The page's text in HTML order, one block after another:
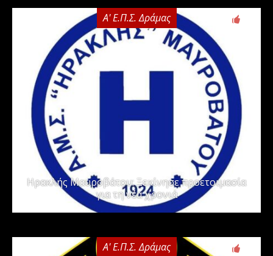
Α' Ε.Π.Σ. Δράμας
Ηρακλής Μαυροβάτου: Ξεκίνησε προετοιμασία
για τη νέα χρονιά
Α' Ε.Π.Σ. Δράμας